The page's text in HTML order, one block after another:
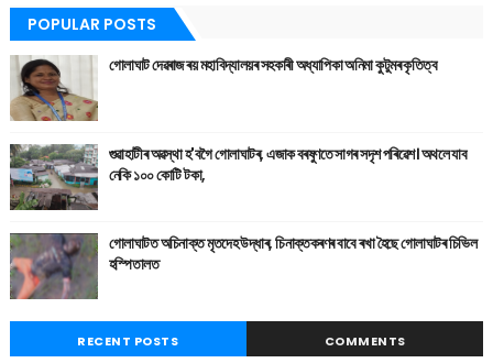
POPULAR POSTS
গোলাঘাট দেৱৰাজ ৰয় মহাবিদ্যালয়ৰ সহকাৰী অধ্যাপিকা অনিমা কুটুমৰ কৃতিত্ব
গুৱাহাটীৰ অৱস্থা হ'বগৈ গোলাঘাটৰ, এজাক বৰষুণতে সাগৰ সদৃশ পৰিৱেশ। অথলে যাব
নেকি ১০০ কোটি টকা,
গোলাঘাটত অচিনাক্ত মৃতদেহ উদ্ধাৰ, চিনাক্তকৰণৰ বাবে ৰখা হৈছে গোলাঘাটৰ চিভিল
হস্পিতালত
RECENT POSTS COMMENTS